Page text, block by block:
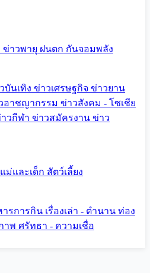
ข่าวพายุ ฝนตก กันจอมพลัง
บันเทิง ข่าวเศรษฐกิจ ข่าวยาน
อาชญากรรม ข่าวสังคม - โซเชีย
วกีฬา ข่าวสมัครงาน ข่าว
แม่และเด็ก สัตว์เลี้ยง
ารการกิน เรื่องเล่า - ตำนาน ท่อง
าพ ศรัทธา - ความเชื่อ